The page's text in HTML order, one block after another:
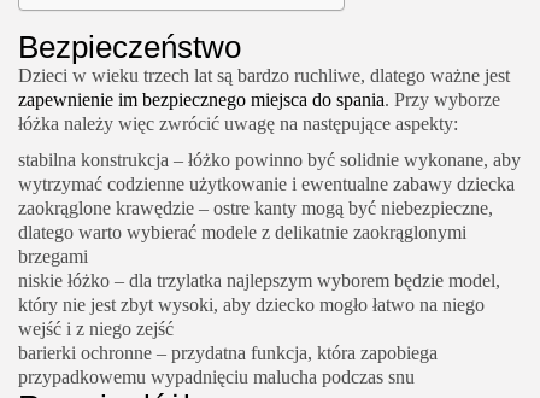
Bezpieczeństwo
Dzieci w wieku trzech lat są bardzo ruchliwe, dlatego ważne jest
zapewnienie im bezpiecznego miejsca do spania. Przy wyborze
łóżka należy więc zwrócić uwagę na następujące aspekty:
stabilna konstrukcja – łóżko powinno być solidnie wykonane, aby
wytrzymać codzienne użytkowanie i ewentualne zabawy dziecka
zaokrąglone krawędzie – ostre kanty mogą być niebezpieczne,
dlatego warto wybierać modele z delikatnie zaokrąglonymi
brzegami
niskie łóżko – dla trzylatka najlepszym wyborem będzie model,
który nie jest zbyt wysoki, aby dziecko mogło łatwo na niego
wejść i z niego zejść
barierki ochronne – przydatna funkcja, która zapobiega
przypadkowemu wypadnięciu malucha podczas snu